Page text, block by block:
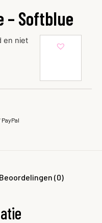
– Softblue
en niet
Beoordelingen (0)